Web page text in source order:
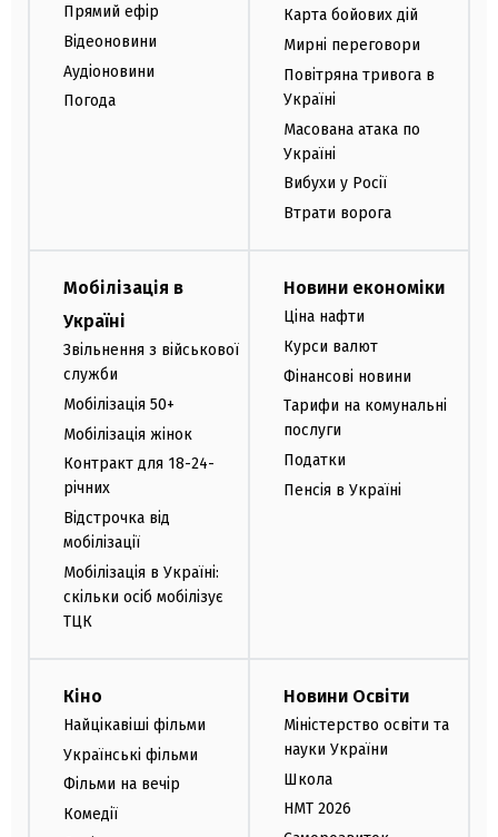
Прямий ефір
Відеоновини
Аудіоновини
Погода
Карта бойових дій
Мирні переговори
Повітряна тривога в
Україні
Масована атака по
Україні
Вибухи у Росії
Втрати ворога
Мобілізація в
Україні
Звільнення з військової
служби
Мобілізація 50+
Мобілізація жінок
Контракт для 18-24-
річних
Відстрочка від
мобілізації
Мобілізація в Україні:
скільки осіб мобілізує
ТЦК
Новини економіки
Ціна нафти
Курси валют
Фінансові новини
Тарифи на комунальні
послуги
Податки
Пенсія в Україні
Кіно
Найцікавіші фільми
Українські фільми
Фільми на вечір
Комедії
Новини Освіти
Міністерство освіти та
науки України
Школа
НМТ 2026